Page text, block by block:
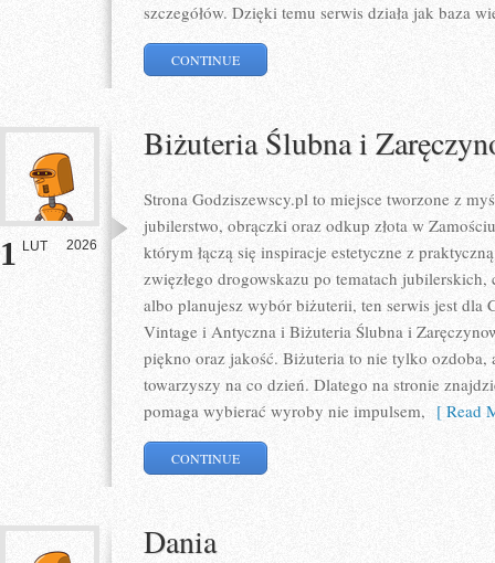
szczegółów. Dzięki temu serwis działa jak baza
CONTINUE
1 LUT 2026
Biżuteria Ślubna i
Strona Godziszewscy.pl to miejsce tworzone z
jubilerstwo, obrączki oraz odkup złota w
którym łączą się inspiracje estetyczne z
zwięzłego drogowskazu po tematach
albo planujesz wybór biżuterii, ten serwis jest dla
Vintage i Antyczna i Biżuteria Ślubna i
piękno oraz jakość. Biżuteria to nie tylko ozdoba,
towarzyszy na co dzień. Dlatego na stronie
pomaga wybierać wyroby nie impulsem, [ Read
CONTINUE
Dania